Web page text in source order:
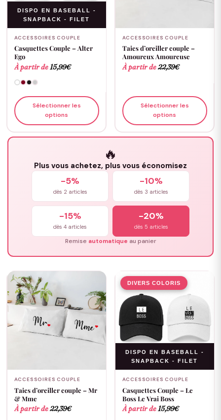
DISPO EN BASEBALL -
SNAPBACK - FILET
ACCESSOIRES COUPLE
Casquettes Couple – Alter
Ego
À partir de15,99€
Sélectionner les
options
ACCESSOIRES COUPLE
Taies d’oreiller couple –
Amoureux Amoureuse
À partir de22,39€
Sélectionner les
options
🔥
Plus vous achetez, plus vous économisez
-5%
dès 2 articles
-10%
dès 3 articles
-15%
dès 4 articles
-20%
dès 5 articles
Remise automatique au panier
ACCESSOIRES COUPLE
Taies d’oreiller couple – Mr
& Mme
À partir de22,39€
DISPO EN BASEBALL -
SNAPBACK - FILET
DIVERS COLORIS
ACCESSOIRES COUPLE
Casquettes Couple – Le
Boss Le Vrai Boss
À partir de15,99€